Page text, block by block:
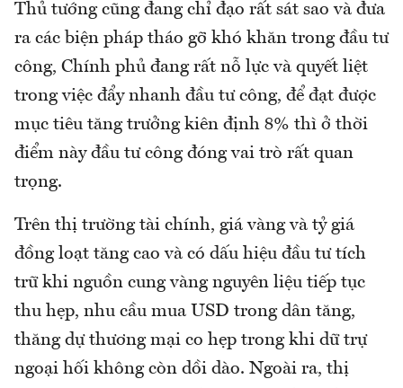
Thủ tướng cũng đang chỉ đạo rất sát sao và đưa
ra các biện pháp tháo gỡ khó khăn trong đầu tư
công, Chính phủ đang rất nỗ lực và quyết liệt
trong việc đẩy nhanh đầu tư công, để đạt được
mục tiêu tăng trưởng kiên định 8% thì ở thời
điểm này đầu tư công đóng vai trò rất quan
trọng.
Trên thị trường tài chính, giá vàng và tỷ giá
đồng loạt tăng cao và có dấu hiệu đầu tư tích
trữ khi nguồn cung vàng nguyên liệu tiếp tục
thu hẹp, nhu cầu mua USD trong dân tăng,
thăng dự thương mại co hẹp trong khi dữ trự
ngoại hối không còn dồi dào. Ngoài ra, thị